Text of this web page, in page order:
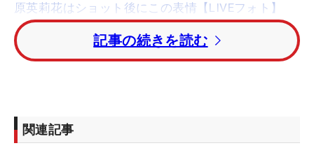
原英莉花はショット後にこの表情【LIVEフォト】
現在のカットラインはトータル1オーバー・47位タ
イ。2つ伸ばした原だが、予選通過圏内には1打及ば
トータル9アンダー・単独首位には、トーナメント
コースレコードタイ「65」をたたき出した高橋彩
記事の続きを読む
関連記事